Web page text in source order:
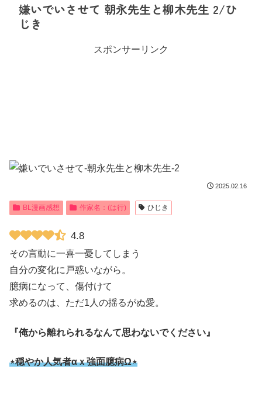
嫌いでいさせて 朝永先生と柳木先生 2/ひ
じき
スポンサーリンク
2025.02.16
BL漫画感想 作家名：(は行) ひじき
4.8
その言動に一喜一憂してしまう
自分の変化に戸惑いながら。
臆病になって、傷付けて
求めるのは、ただ1人の揺るがぬ愛。
『俺から離れられるなんて思わないでください』
⋆穏やか人気者αｘ強面臆病Ω⋆